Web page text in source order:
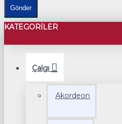
Gönder
KATEGORILER
Çalgı
Akordeon